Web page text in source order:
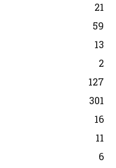
21
59
13
2
127
301
16
11
6